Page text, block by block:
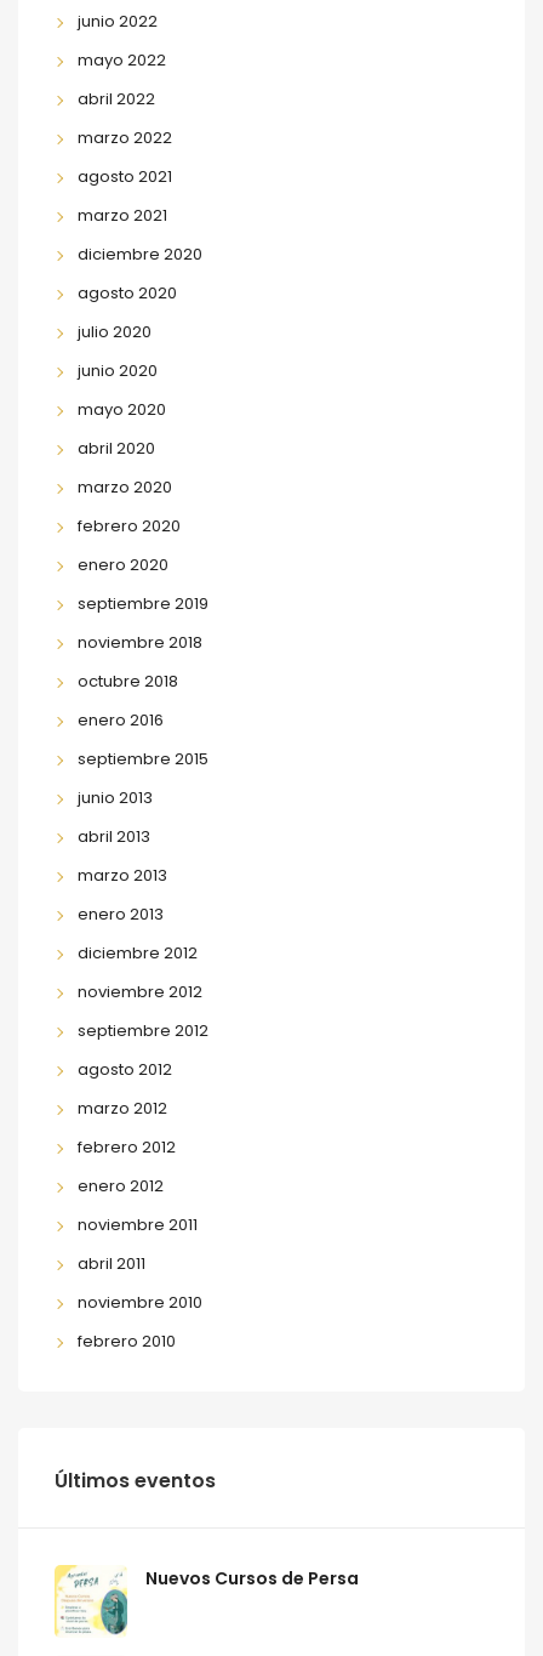
junio 2022
mayo 2022
abril 2022
marzo 2022
agosto 2021
marzo 2021
diciembre 2020
agosto 2020
julio 2020
junio 2020
mayo 2020
abril 2020
marzo 2020
febrero 2020
enero 2020
septiembre 2019
noviembre 2018
octubre 2018
enero 2016
septiembre 2015
junio 2013
abril 2013
marzo 2013
enero 2013
diciembre 2012
noviembre 2012
septiembre 2012
agosto 2012
marzo 2012
febrero 2012
enero 2012
noviembre 2011
abril 2011
noviembre 2010
febrero 2010
Últimos eventos
Nuevos Cursos de Persa